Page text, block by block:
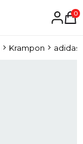
0
Krampon adidas